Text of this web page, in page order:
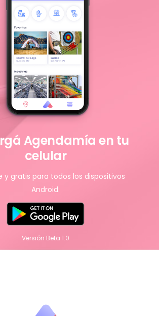
Agendamía en tu
celular
y gratis para todos los dispositivos
Android.
Versión Beta 1.0